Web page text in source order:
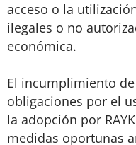
acceso o la
ilegales o no
económica.
El incumplimiento
obligaciones por el
la adopción por
medidas oportunas